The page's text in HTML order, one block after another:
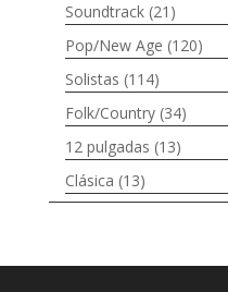
Soundtrack (21)
Pop/New Age (120)
Solistas (114)
Folk/Country (34)
12 pulgadas (13)
Clásica (13)